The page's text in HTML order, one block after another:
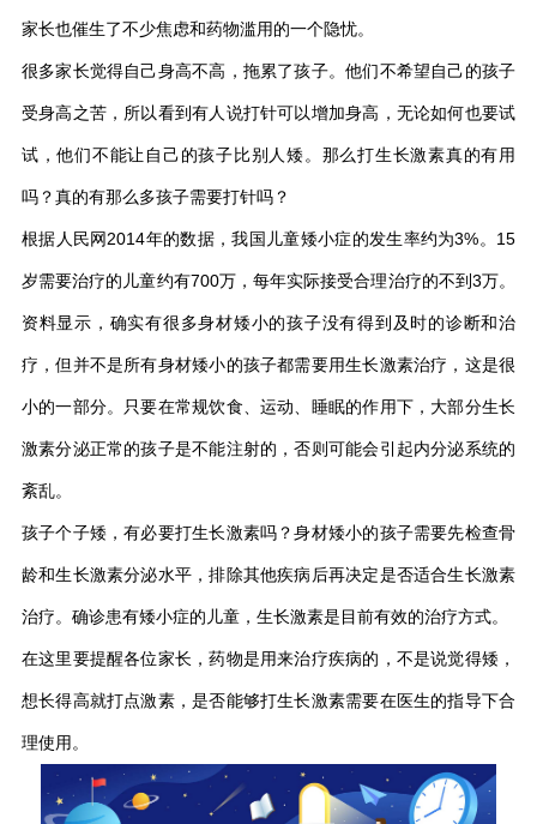
家长也催生了不少焦虑和药物滥用的一个隐忧。
很多家长觉得自己身高不高，拖累了孩子。他们不希望自己的孩子
受身高之苦，所以看到有人说打针可以增加身高，无论如何也要试
试，他们不能让自己的孩子比别人矮。那么打生长激素真的有用
吗？真的有那么多孩子需要打针吗？
根据人民网2014年的数据，我国儿童矮小症的发生率约为3%。15
岁需要治疗的儿童约有700万，每年实际接受合理治疗的不到3万。
资料显示，确实有很多身材矮小的孩子没有得到及时的诊断和治
疗，但并不是所有身材矮小的孩子都需要用生长激素治疗，这是很
小的一部分。只要在常规饮食、运动、睡眠的作用下，大部分生长
激素分泌正常的孩子是不能注射的，否则可能会引起内分泌系统的
紊乱。
孩子个子矮，有必要打生长激素吗？身材矮小的孩子需要先检查骨
龄和生长激素分泌水平，排除其他疾病后再决定是否适合生长激素
治疗。确诊患有矮小症的儿童，生长激素是目前有效的治疗方式。
在这里要提醒各位家长，药物是用来治疗疾病的，不是说觉得矮，
想长得高就打点激素，是否能够打生长激素需要在医生的指导下合
理使用。